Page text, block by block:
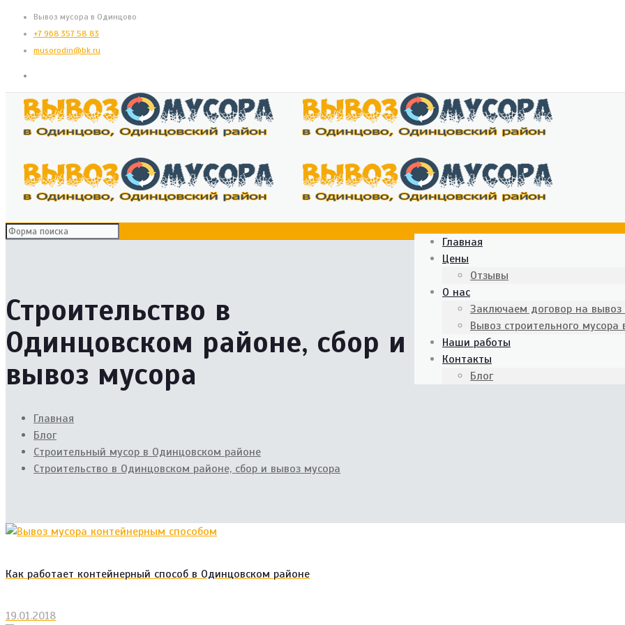
Вывоз мусора в Одинцово
+7 968 357 58 83
musorodin@bk.ru
Главная
Цены
Отзывы
О нас
Заключаем договор на
Вывоз строительного
Наши работы
Контакты
Блог
Строительство в
Одинцовском районе, сбор и
вывоз мусора
Главная
Блог
Cтроительный мусор в Одинцовском районе
Строительство в Одинцовском районе, сбор и вывоз мусора
Как работает контейнерный способ в Одинцовском районе
19.01.2018